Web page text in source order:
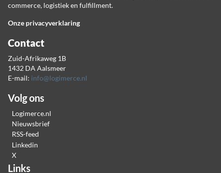
commerce, logistiek en fulfillment.
Onze privacyverklaring
Contact
Zuid-Afrikaweg 1B
1432 DA Aalsmeer
E-mail: info@logimerce.nl
Volg ons
Logimerce.nl
Nieuwsbrief
RSS-feed
Linkedin
X
Links